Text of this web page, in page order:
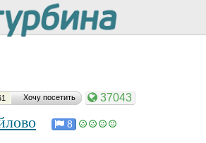
Хочу посетить 37043
8